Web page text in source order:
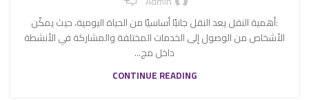
:أهمية النقل يعد النقل جانبًا أساسيًا من الحياة اليومية، حيث يمكّن
الأشخاص من الوصول إلى الخدمات المختلفة والمشاركة في الأنشطة
داخل مج...
CONTINUE READING